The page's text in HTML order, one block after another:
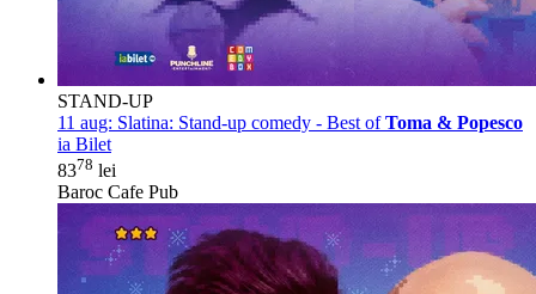
STAND-UP
11 aug: Slatina: Stand-up comedy - Best ofToma & Popesco
ia Bilet
8378 lei
Baroc Cafe Pub